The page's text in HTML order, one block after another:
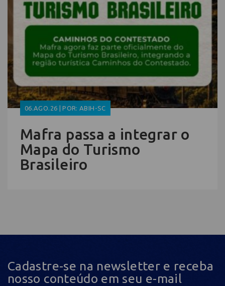
06.AGO.26 | POR: ABIH-SC
Mafra passa a integrar o
Mapa do Turismo
Brasileiro
Cadastre-se na newsletter e receba
nosso conteúdo em seu e-mail